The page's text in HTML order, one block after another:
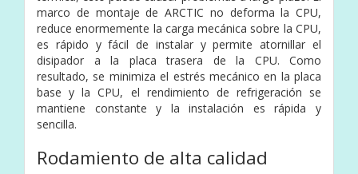
marco de montaje de ARCTIC no deforma la CPU,
reduce enormemente la carga mecánica sobre la CPU,
es rápido y fácil de instalar y permite atornillar el
disipador a la placa trasera de la CPU. Como
resultado, se minimiza el estrés mecánico en la placa
base y la CPU, el rendimiento de refrigeración se
mantiene constante y la instalación es rápida y
sencilla.
Rodamiento de alta calidad